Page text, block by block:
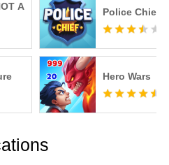
A
Police Chief
Hero Wars